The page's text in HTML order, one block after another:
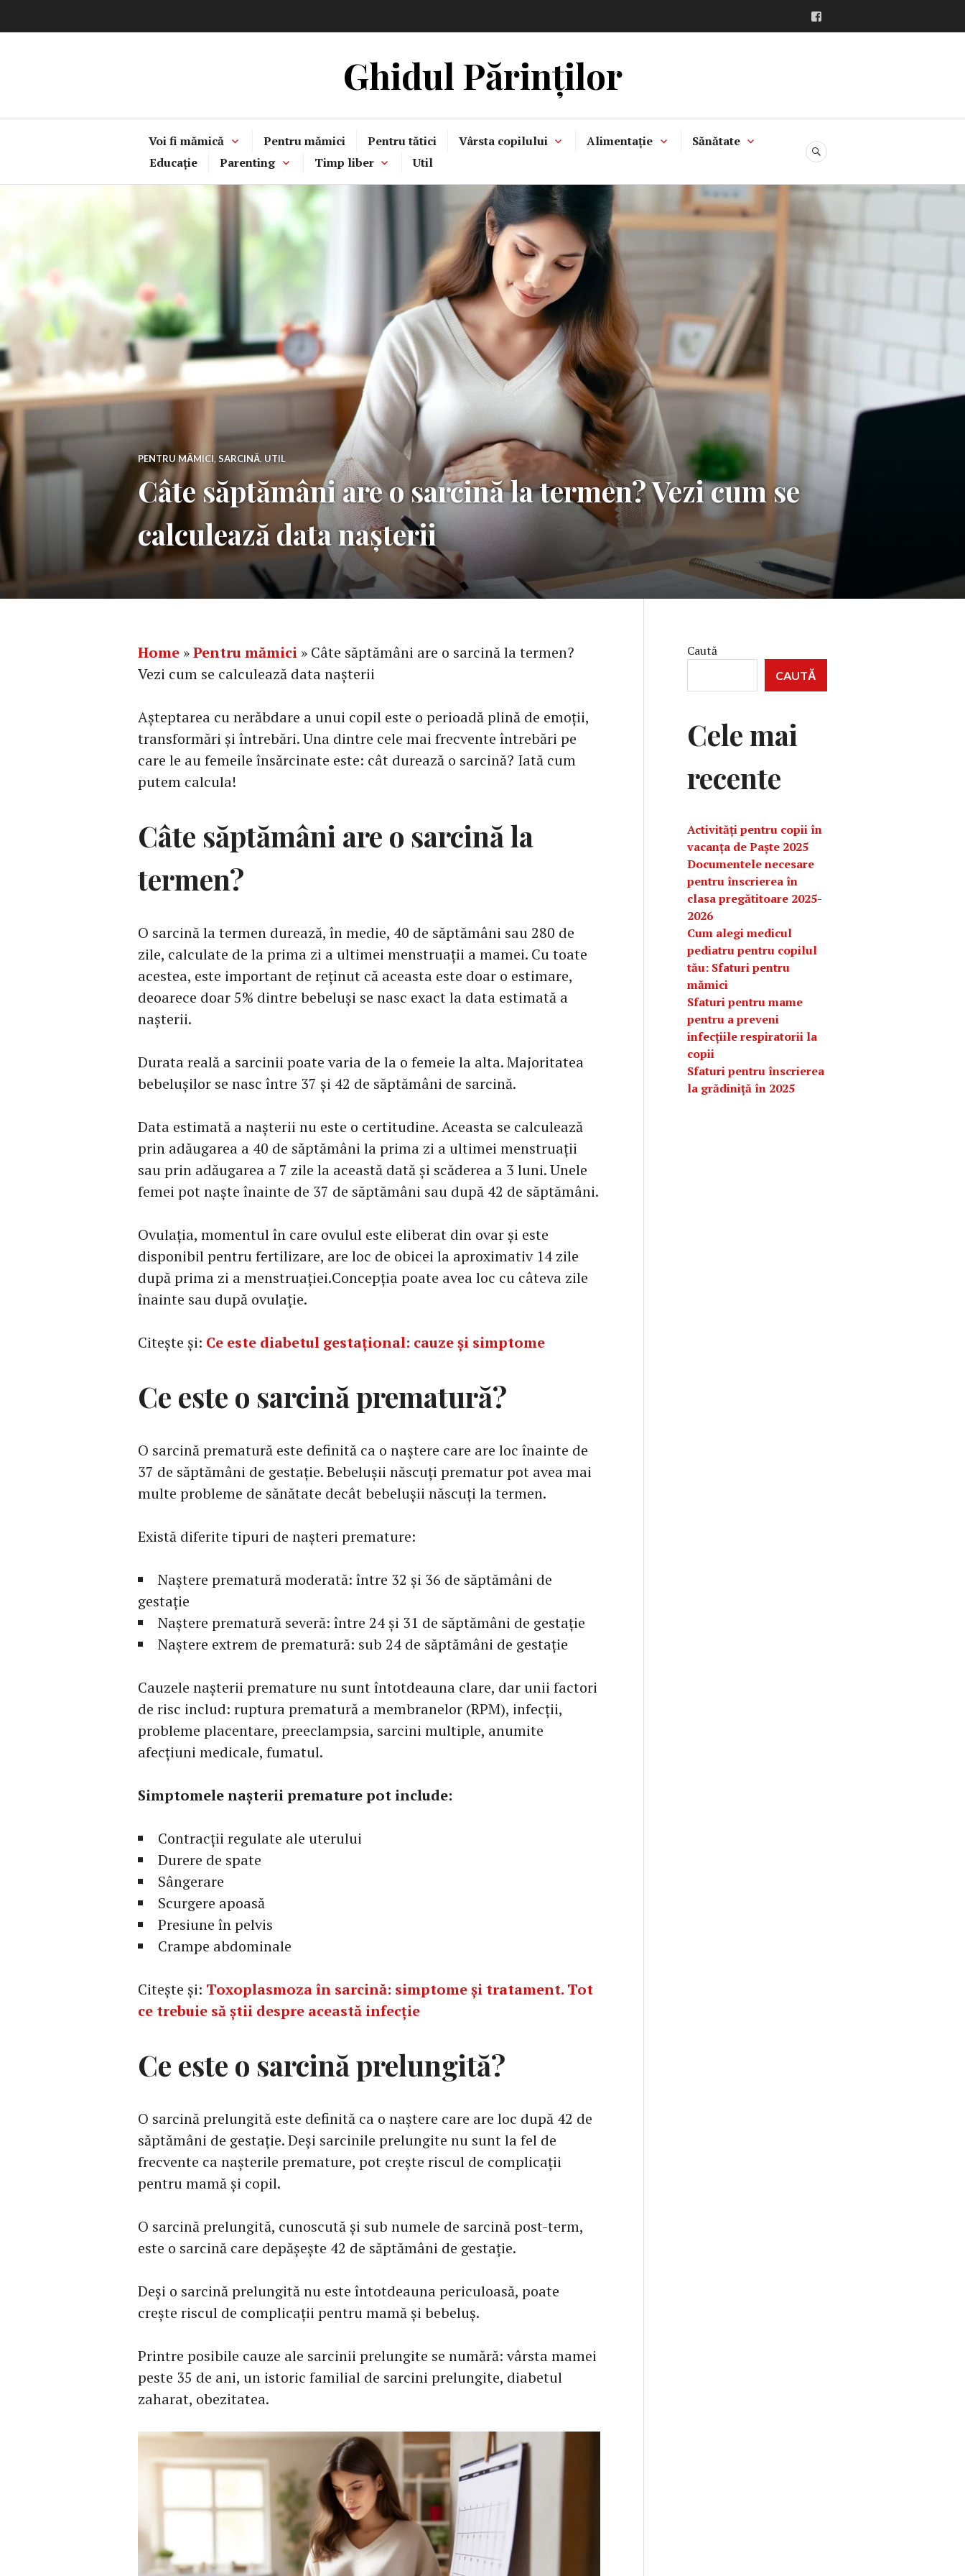
la
Ghidul Părinților
Voi fi mămică Pentru mămici Pentru tătici Vârsta copilului Alimentație
Sănătate
Educație
Parenting Timp liber Util
CĂUTARE
PENTRU MĂMICI, SARCINĂ, UTIL
Câte săptămâni are o sarcină la termen? Vezi cum se
calculează data nașterii
Home »Pentru mămici » Câte săptămâni are o sarcină la termen?
Vezi cum se calculează data nașterii
Așteptarea cu nerăbdare a unui copil este o perioadă plină de emoții,
transformări și întrebări. Una dintre cele mai frecvente întrebări pe
care le au femeile însărcinate este: cât durează o sarcină? Iată cum
putem calcula!
Câte săptămâni are o sarcină la
termen?
O sarcină la termen durează, în medie, 40 de săptămâni sau 280 de
zile, calculate de la prima zi a ultimei menstruații a mamei. Cu toate
acestea, este important de reținut că aceasta este doar o estimare,
deoarece doar 5% dintre bebeluși se nasc exact la data estimată a
nașterii.
Durata reală a sarcinii poate varia de la o femeie la alta. Majoritatea
bebelușilor se nasc între 37 și 42 de săptămâni de sarcină.
Data estimată a nașterii nu este o certitudine. Aceasta se calculează
prin adăugarea a 40 de săptămâni la prima zi a ultimei menstruații
sau prin adăugarea a 7 zile la această dată și scăderea a 3 luni. Unele
femei pot naște înainte de 37 de săptămâni sau după 42 de săptămâni.
Ovulația, momentul în care ovulul este eliberat din ovar și este
disponibil pentru fertilizare, are loc de obicei la aproximativ 14 zile
după prima zi a menstruației.Concepția poate avea loc cu câteva zile
înainte sau după ovulație.
Citește și: Ce este diabetul gestațional: cauze și simptome
Ce este o sarcină prematură?
O sarcină prematură este definită ca o naștere care are loc înainte de
37 de săptămâni de gestație. Bebelușii născuți prematur pot avea mai
multe probleme de sănătate decât bebelușii născuți la termen.
Există diferite tipuri de nașteri premature:
Naștere prematură moderată: între 32 și 36 de săptămâni de
gestație
Naștere prematură severă: între 24 și 31 de săptămâni de gestație
Naștere extrem de prematură: sub 24 de săptămâni de gestație
Cauzele nașterii premature nu sunt întotdeauna clare, dar unii factori
de risc includ: ruptura prematură a membranelor (RPM), infecții,
probleme placentare, preeclampsia, sarcini multiple, anumite
afecțiuni medicale, fumatul.
Simptomele nașterii premature pot include:
Contracții regulate ale uterului
Durere de spate
Sângerare
Scurgere apoasă
Presiune în pelvis
Crampe abdominale
Citește și: Toxoplasmoza în sarcină: simptome și tratament. Tot
ce trebuie să știi despre această infecție
Ce este o sarcină prelungită?
O sarcină prelungită este definită ca o naștere care are loc după 42 de
săptămâni de gestație. Deși sarcinile prelungite nu sunt la fel de
frecvente ca nașterile premature, pot crește riscul de complicații
pentru mamă și copil.
O sarcină prelungită, cunoscută și sub numele de sarcină post-term,
este o sarcină care depășește 42 de săptămâni de gestație.
Deși o sarcină prelungită nu este întotdeauna periculoasă, poate
crește riscul de complicații pentru mamă și bebeluș.
Printre posibile cauze ale sarcinii prelungite se numără: vârsta mamei
peste 35 de ani, un istoric familial de sarcini prelungite, diabetul
zaharat, obezitatea.
Caută
CAUTĂ
Cele mai
recente
Activități pentru copii în
vacanța de Paște 2025
Documentele necesare
pentru înscrierea în
clasa pregătitoare 2025-
2026
Cum alegi medicul
pediatru pentru copilul
tău: Sfaturi pentru
mămici
Sfaturi pentru mame
pentru a preveni
infecțiile respiratorii la
copii
Sfaturi pentru înscrierea
la grădiniță în 2025